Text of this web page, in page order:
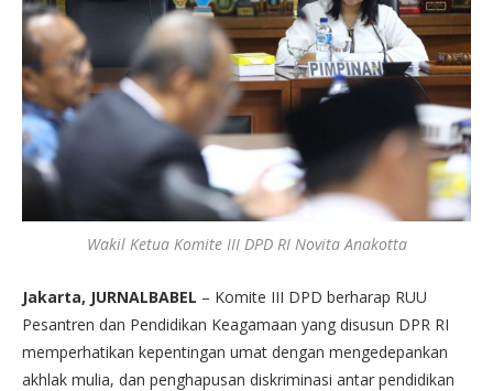
Wakil Ketua Komite III DPD RI Novita Anakotta
Jakarta, JURNALBABEL – Komite III DPD berharap RUU
Pesantren dan Pendidikan Keagamaan yang disusun DPR RI
memperhatikan kepentingan umat dengan mengedepankan
akhlak mulia, dan penghapusan diskriminasi antar pendidikan